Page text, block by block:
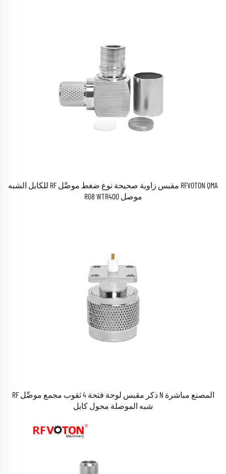
RFVOTON QMA مقبس زاوية صحيحة نوع ضغط موصِّل RF للكابل الشبه
موصل RG8 WTR400
المصنع مباشرة N ذكر مقبس لوحة فتحة 4 ثقوب مجمع موصِّل RF
شبه الموصلة محول كابل